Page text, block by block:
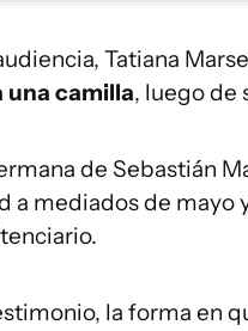
Tatiana
una camilla, luego de
de Sebastián
a mediados de mayo
la forma en